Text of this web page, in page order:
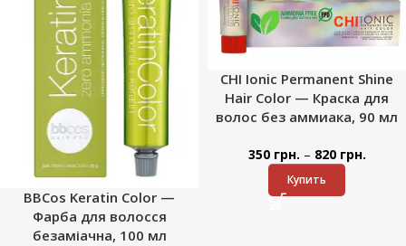
BBCos Keratin Color —
Фарба для волосся
безаміачна, 100 мл
CHI Ionic Permanent Shine
Hair Color — Краска для
волос без аммиака, 90 мл
350 грн. – 820 грн.
Купить